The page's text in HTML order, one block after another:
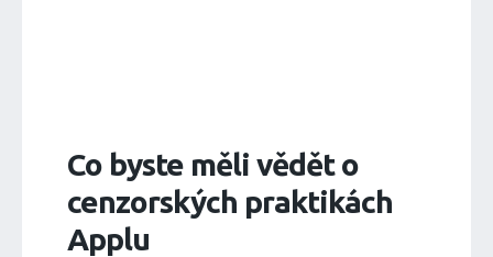
Co byste měli vědět o
cenzorských praktikách
Applu